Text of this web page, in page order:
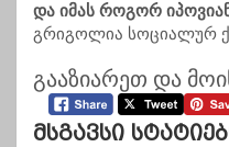
და იმას როგორ
გრიგოლია სოციალურ
გააზიარეთ და
Მსგავსი